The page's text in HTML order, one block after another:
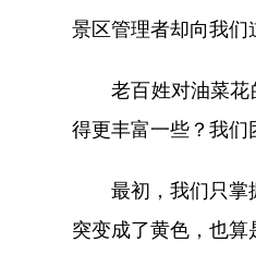
景区管理者却向我们
老百姓对油菜花的
得更丰富一些？我们
最初，我们只掌握
突变成了黄色，也算